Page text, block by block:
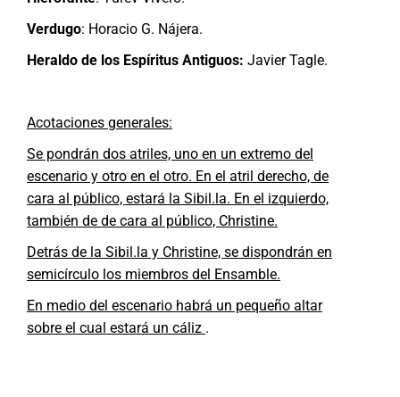
Verdugo: Horacio G. Nájera.
Heraldo de los Espíritus Antiguos: Javier Tagle.
Acotaciones generales:
Se pondrán dos atriles, uno en un extremo del
escenario y otro en el otro. En el atril derecho, de
cara al público, estará la Sibil.la. En el izquierdo,
también de de cara al público, Christine.
Detrás de la Sibil.la y Christine, se dispondrán en
semicírculo los miembros del Ensamble.
En medio del escenario habrá un pequeño altar
sobre el cual estará un cáliz .